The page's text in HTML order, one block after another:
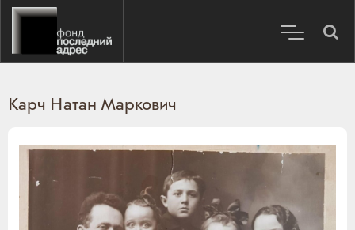
Карч Натан Маркович